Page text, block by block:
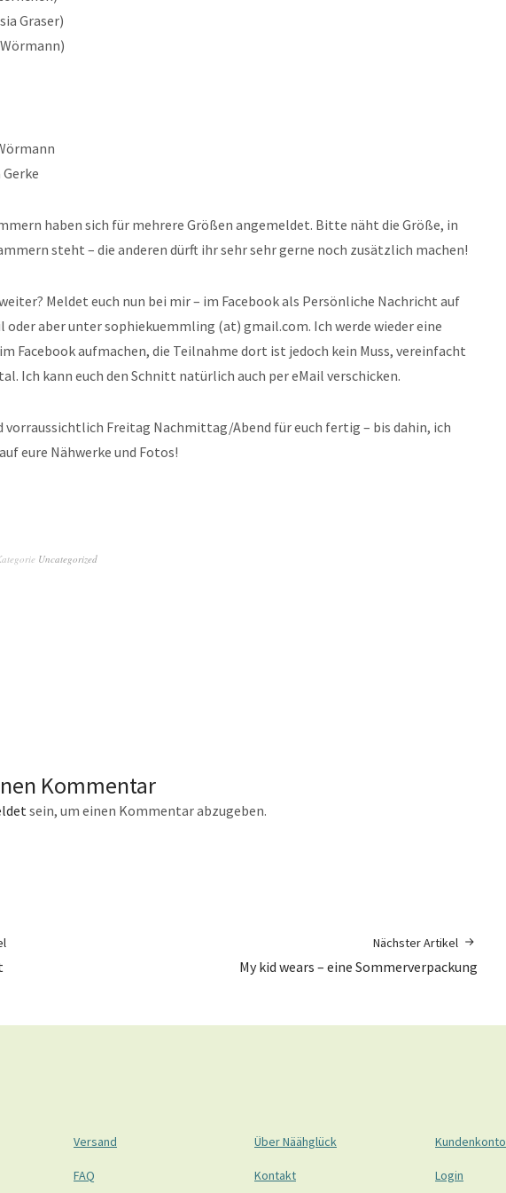
Graser)
haben sich für mehrere Größen angemeldet. Bitte näht die Größe, in
steht – die anderen dürft ihr sehr sehr gerne noch zusätzlich machen!
Meldet euch nun bei mir – im Facebook als Persönliche Nachricht auf
aber unter sophiekuemmling (at) gmail.com. Ich werde wieder eine
Facebook aufmachen, die Teilnahme dort ist jedoch kein Muss, vereinfacht
Ich kann euch den Schnitt natürlich auch per eMail verschicken.
vorraussichtlich Freitag Nachmittag/Abend für euch fertig – bis dahin, ich
eure Nähwerke und Fotos!
Uncategorized
Kommentar
sein, um einen Kommentar abzugeben.
Nächster Artikel
My kid wears – eine Sommerverpackung
Versand
FAQ
Über Näähglück
Kontakt
Kundenkonto
Login